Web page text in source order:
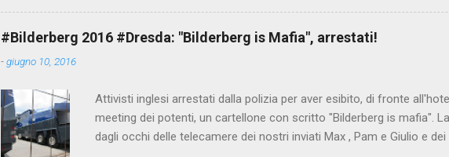
Matteo Renzi ma il buon Renziloni , controfigura di Renzi messo li
che per l'ex sindaco di Firenze sarebbero state sconvenienti , dai
sdoganamento della censura del web. Renzi è tornato a casa, a
#Bilderberg 2016 #Dresda: "Bilderberg is Mafia", arrestati!
-giugno 10, 2016
Attivisti inglesi arrestati dalla polizia per aver esibito, di fronte
meeting dei potenti, un cartellone con scritto "Bilderberg is mafia".
dagli occhi delle telecamere dei nostri inviati Max , Pam e Giulio e